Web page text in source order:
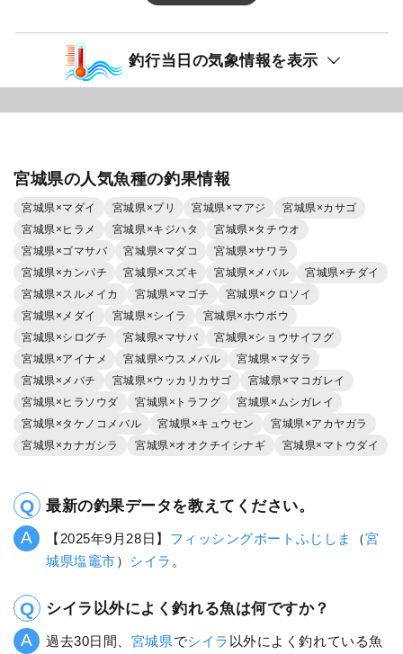
釣行当日の気象情報を表示
宮城県の人気魚種の釣果情報
宮城県×マダイ 宮城県×ブリ 宮城県×マアジ
宮城県×カサゴ
宮城県×ヒラメ
宮城県×キジハタ
宮城県×タチウオ
宮城県×ゴマサバ
宮城県×マダコ
宮城県×サワラ
宮城県×カンパチ
宮城県×スズキ 宮城県×メバル
宮城県×チダイ
宮城県×スルメイカ
宮城県×マゴチ
宮城県×クロソイ
宮城県×メダイ
宮城県×シイラ
宮城県×ホウボウ
宮城県×シログチ
宮城県×マサバ
宮城県×ショウサイフグ
宮城県×アイナメ
宮城県×ウスメバル
宮城県×マダラ
宮城県×メバチ
宮城県×ウッカリカサゴ
宮城県×マコガレイ
宮城県×ヒラソウダ
宮城県×トラフグ
宮城県×ムシガレイ
宮城県×タケノコメバル
宮城県×キュウセン
宮城県×アカヤガラ
宮城県×カナガシラ
宮城県×オオクチイシナギ 宮城県×マトウダイ
最新の釣果データを教えてください。
【2025年9月28日】 フィッシングボートふじしま （宮
城県塩竈市） シイラ 。
シイラ以外によく釣れる魚は何ですか？
過去30日間、 宮城県でシイラ 以外によく釣れている魚